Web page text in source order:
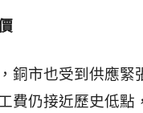
銅市也受到供應
費仍接近歷史低點